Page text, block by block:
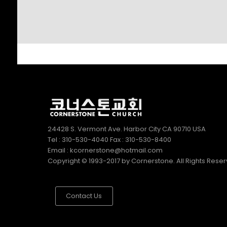
24428 S. Vermont Ave. Harbor City CA 90710 USA
Tel : 310-530-4040 Fax : 310-530-8400
Email : kcornerstone@hotmail.com
Copyright © 1993-2017 by Cornerstone. All Rights
Contact Us